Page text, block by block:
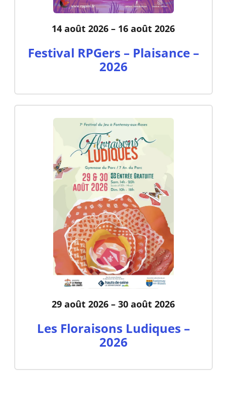
14 août 2026 – 16 août 2026
Festival RPGers – Plaisance –
2026
29 août 2026 – 30 août 2026
Les Floraisons Ludiques –
2026